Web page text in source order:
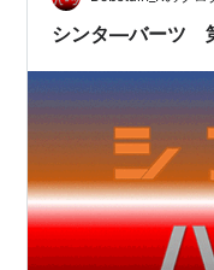
次のような事柄を記
シンタ―バーツ